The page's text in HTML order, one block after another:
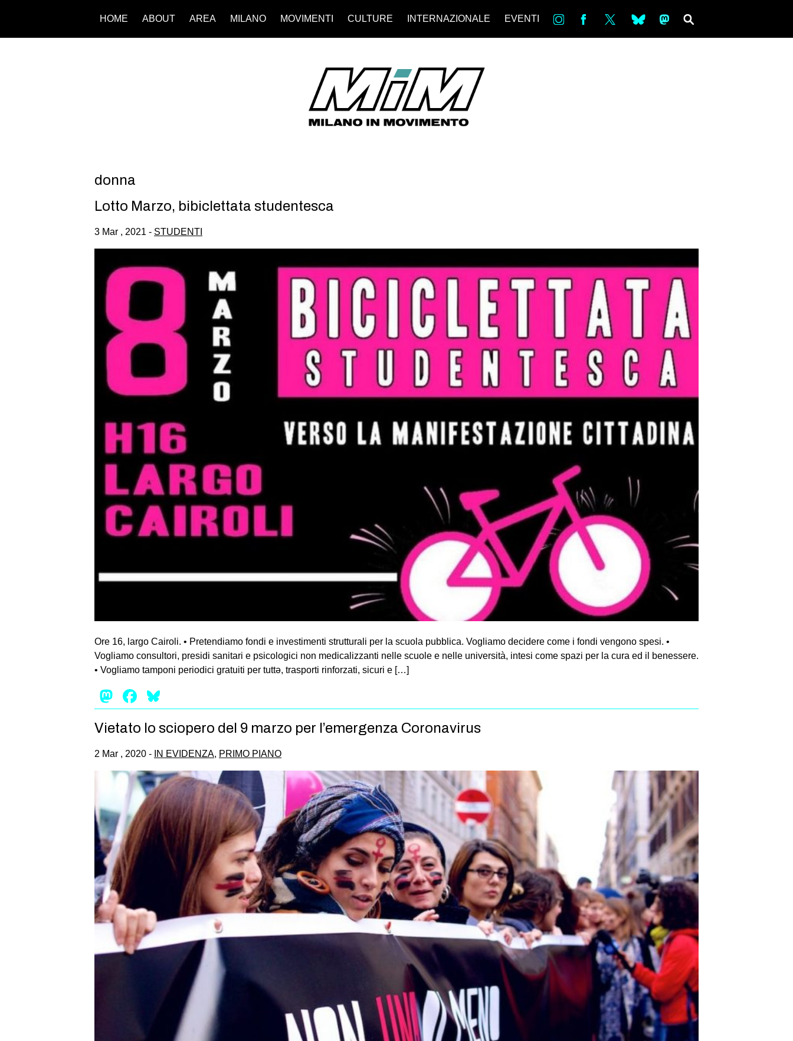
HOME ABOUT AREA MILANO MOVIMENTI CULTURE INTERNAZIONALE EVENTI in bsky ms
donna
Lotto Marzo, bibiclettata studentesca
3 Mar , 2021 - STUDENTI
Ore 16, largo Cairoli. • Pretendiamo fondi e investimenti strutturali per la scuola pubblica. Vogliamo decidere come i fondi vengono spesi. •
Vogliamo consultori, presidi sanitari e psicologici non medicalizzanti nelle scuole e nelle università, intesi come spazi per la cura ed il benessere.
• Vogliamo tamponi periodici gratuiti per tuttə, trasporti rinforzati, sicuri e […]
Mastodon
Facebook
Vietato lo sciopero del 9 marzo per l’emergenza Coronavirus
2 Mar , 2020 - IN EVIDENZA, PRIMO PIANO